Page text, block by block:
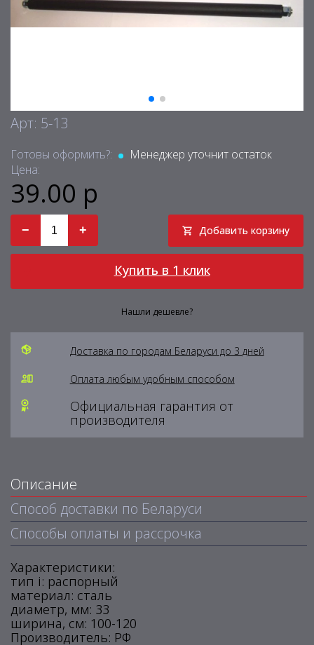
Арт: 5-13
Готовы оформить?:
Менеджер уточнит остаток
Цена:
39.00 р
− + Добавить корзину
Купить в 1 клик
Нашли дешевле?
Доставка по городам Беларуси до 3 дней
Оплата любым удобным способом
Официальная гарантия от
производителя
Описание
Способ доставки по Беларуси
Способы оплаты и рассрочка
Характеристики:
тип i: распорный
материал: сталь
диаметр, мм: 33
ширина, см: 100-120
Производитель: РФ